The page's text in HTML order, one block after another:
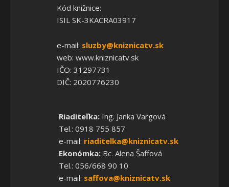
Kód knižnice:
ISIL SK-3KACRA03917
e-mail: sluzby@kniznicatv.sk
web: www.kniznicatv.sk
IČO: 31297731
DIČ: 2020776230
Riaditeľka:Ing. Janka Vargová
Tel.: 0918 755 857
e-mail: riaditelka@kniznicatv.sk
Ekonómka:Bc. Alena Šaffová
Tel.: 056/668 90 10
e-mail: saffova@kniznicatv.sk